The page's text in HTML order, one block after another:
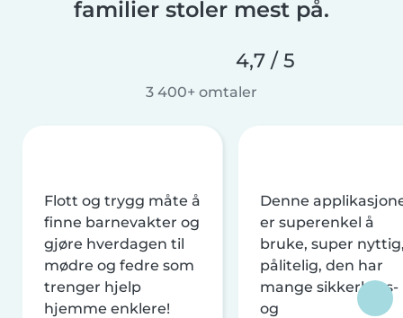
familier stoler mest på.
4,7 / 5
3 400+ omtaler
Flott og trygg måte å
finne barnevakter og
gjøre hverdagen til
mødre og fedre som
trenger hjelp
hjemme enklere!
Denne
er superenkel å
bruke, super
pålitelig, den har
mange sikkerhets-
og